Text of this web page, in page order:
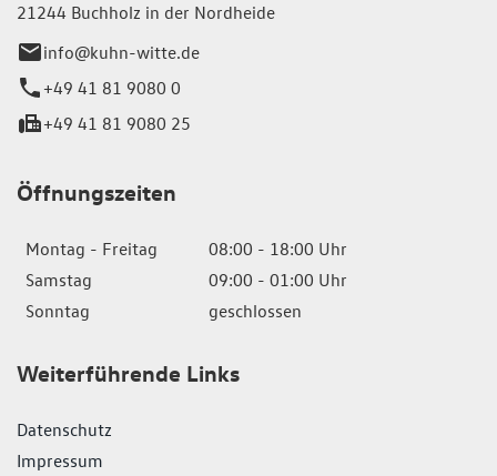
21244 Buchholz in der Nordheide
info@kuhn-witte.de
+49 41 81 9080 0
+49 41 81 9080 25
Öffnungszeiten
Montag - Freitag
08:00 - 18:00 Uhr
Samstag
09:00 - 01:00 Uhr
Sonntag
geschlossen
Weiterführende Links
Datenschutz
Impressum